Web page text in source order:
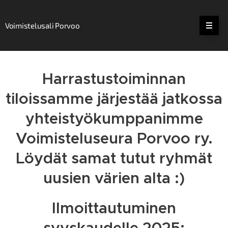
Voimistelusali Porvoo
Harrastustoiminnan
tiloissamme järjestää jatkossa
yhteistyökumppanimme
Voimisteluseura Porvoo ry.
Löydät samat tutut ryhmät
uusien värien alta :)
Ilmoittautuminen